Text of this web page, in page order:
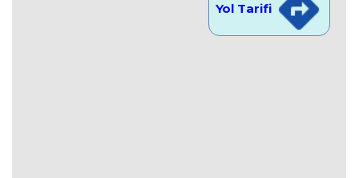
Yol Tarifi